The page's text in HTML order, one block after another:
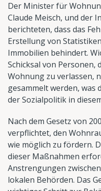
Der Minister für
Claude Meisch, und der
berichteten, dass das
Erstellung von
Immobilien behindert.
Schicksal von Personen,
Wohnung zu verlassen,
gesammelt werden, was
der Sozialpolitik in
Nach dem Gesetz von
verpflichtet, den
wie möglich zu fördern.
dieser Maßnahmen
Anstrengungen
lokalen Behörden. Das